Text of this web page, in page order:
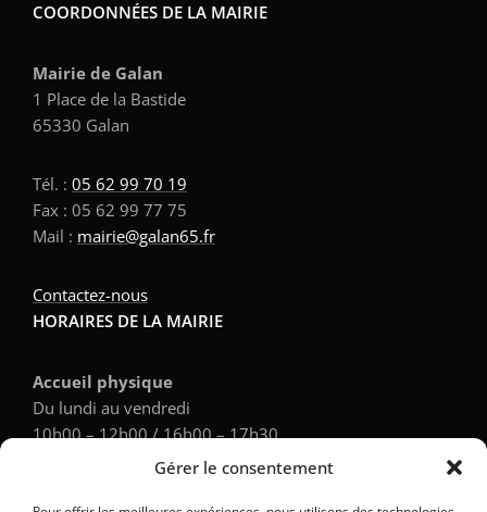
Gérer le consentement
COORDONNÉES DE LA MAIRIE
Mairie de Galan
1 Place de la Bastide
65330 Galan
Tél. : 05 62 99 70 19
Fax : 05 62 99 77 75
Mail : mairie@galan65.fr
Contactez-nous
HORAIRES DE LA MAIRIE
Accueil physique
Du lundi au vendredi
10h00 – 12h00 / 16h00 – 17h30